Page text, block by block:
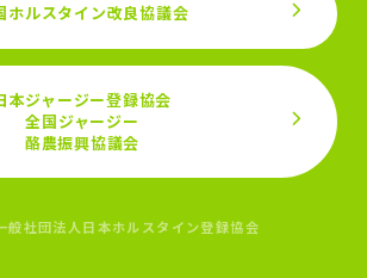
ホルスタイン改良協議会
本ジャージー登録協会
全国ジャージー
酪農振興協議会
社団法人日本ホルスタイン登録協会